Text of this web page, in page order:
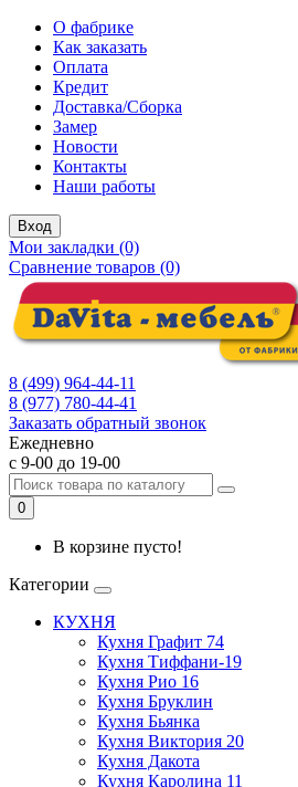
О фабрике
Как заказать
Оплата
Кредит
Доставка/Сборка
Замер
Новости
Контакты
Наши работы
Вход
Мои закладки (0)
Сравнение товаров (0)
8 (499) 964-44-11
8 (977) 780-44-41
Заказать обратный звонок
Ежедневно
с 9-00 до 19-00
0
В корзине пусто!
Категории
КУХНЯ
Кухня Графит 74
Кухня Тиффани-19
Кухня Рио 16
Кухня Бруклин
Кухня Бьянка
Кухня Виктория 20
Кухня Дакота
Кухня Каролина 11